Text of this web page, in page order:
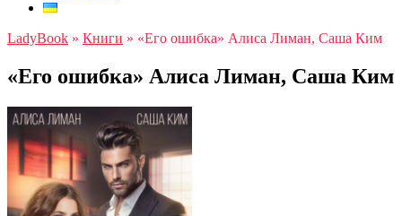
LadyBook » Книги » «Его ошибка» Алиса Лиман, Саша Ким
«Его ошибка» Алиса Лиман, Саша Ким